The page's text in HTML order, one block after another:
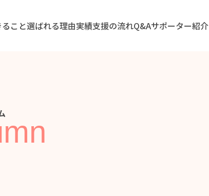
ること選ばれる理由実績支援の流れQ&Aサポーター紹介